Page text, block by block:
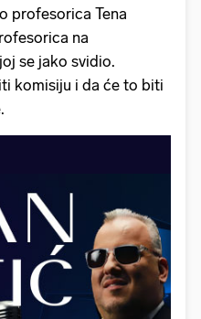
profesorica Tena
na
se jako svidio.
komisiju i da će to biti